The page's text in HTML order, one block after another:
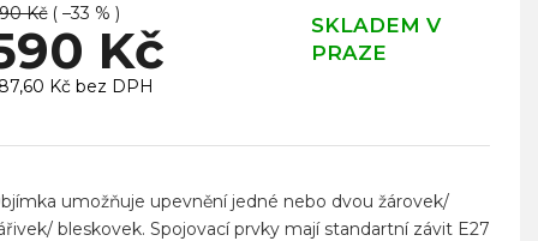
Kč ( –33 % )
Kč
SKLADEM V
PRAZE
Kč bez DPH
umožňuje upevnění jedné nebo dvou žárovek/
bleskovek. Spojovací prvky mají standartní závit E27